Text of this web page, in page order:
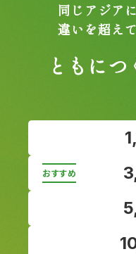
同じアジア
違いを超え
ともに